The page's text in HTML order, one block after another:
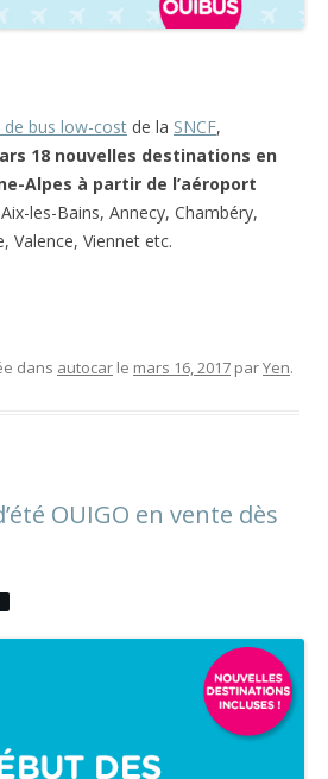
de bus low-cost de la SNCF,
18 nouvelles destinations en
Alpes à partir de l’aéroport
les-Bains, Annecy, Chambéry,
Valence, Viennet etc.
dans autocar le mars 16, 2017 parYen.
OUIGO en vente dès